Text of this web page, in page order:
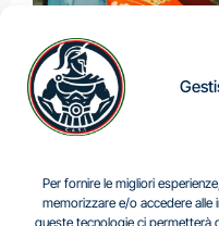
Per fornire le migliori
memorizzare e/o accedere
queste tecnologie ci permetterà